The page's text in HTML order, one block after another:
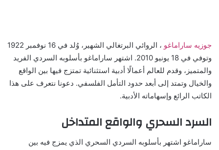
جوزيه ساراماغو
، الروائي البرتغالي الشهير، وُلد في 16 نوفمبر 1922
وتوفي في 18 يونيو 2010. اشتهر ساراماغو بأسلوبه السردي الفريد
والمتميز، وقدم للعالم أعمالًا أدبية استثنائية تمتزج فيها بين الواقع
والخيال وتمتد إلى أبعد حدود التأمل الفلسفي. دعونا نتعرف على هذا
الكاتب الرائع وإسهاماته الأدبية.
السرد السحري والواقع المتداخل
ساراماغو اشتهر بأسلوبه السردي السحري الذي يمزج فيه بين